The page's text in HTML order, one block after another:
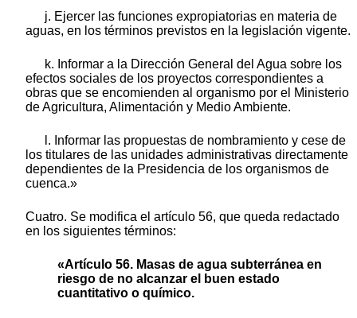
j. Ejercer las funciones expropiatorias en materia de
aguas, en los términos previstos en la legislación vigente.
k. Informar a la Dirección General del Agua sobre los
efectos sociales de los proyectos correspondientes a
obras que se encomienden al organismo por el Ministerio
de Agricultura, Alimentación y Medio Ambiente.
l. Informar las propuestas de nombramiento y cese de
los titulares de las unidades administrativas directamente
dependientes de la Presidencia de los organismos de
cuenca.»
Cuatro. Se modifica el artículo 56, que queda redactado
en los siguientes términos:
«Artículo 56. Masas de agua subterránea en
riesgo de no alcanzar el buen estado
cuantitativo o químico.